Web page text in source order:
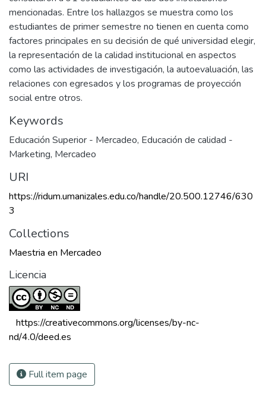
mencionadas. Entre los hallazgos se muestra como los
estudiantes de primer semestre no tienen en cuenta como
factores principales en su decisión de qué universidad elegir,
la representación de la calidad institucional en aspectos
como las actividades de investigación, la autoevaluación, las
relaciones con egresados y los programas de proyección
social entre otros.
Keywords
Educación Superior - Mercadeo, Educación de calidad -
Marketing, Mercadeo
URI
https://ridum.umanizales.edu.co/handle/20.500.12746/630
3
Collections
Maestria en Mercadeo
Licencia
https://creativecommons.org/licenses/by-nc-
nd/4.0/deed.es
Full item page